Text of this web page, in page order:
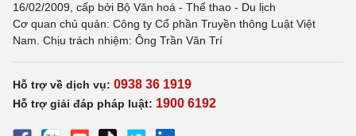
16/02/2009, cấp bởi Bộ Văn hoá - Thể thao - Du lịch
Cơ quan chủ quản: Công ty Cổ phần Truyền thông Luật Việt
Nam. Chịu trách nhiệm: Ông Trần Văn Trí
Hỗ trợ về dịch vụ: 0938 36 1919
Hỗ trợ giải đáp pháp luật: 1900 6192